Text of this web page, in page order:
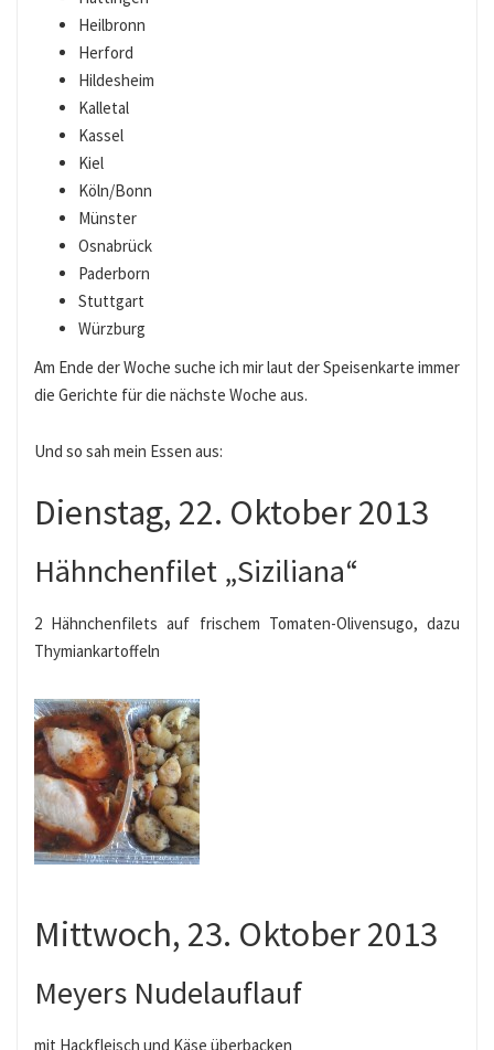
Heilbronn
Herford
Hildesheim
Kalletal
Kassel
Kiel
Köln/Bonn
Münster
Osnabrück
Paderborn
Stuttgart
Würzburg
Am Ende der Woche suche ich mir laut der Speisenkarte immer
die Gerichte für die nächste Woche aus.
Und so sah mein Essen aus:
Dienstag, 22. Oktober 2013
Hähnchenfilet „Siziliana“
2 Hähnchenfilets auf frischem Tomaten-Olivensugo, dazu
Thymiankartoffeln
Mittwoch, 23. Oktober 2013
Meyers Nudelauflauf
mit Hackfleisch und Käse überbacken